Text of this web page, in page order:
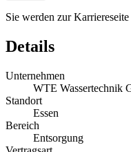
Sie werden zur
Details
Unternehmen
WTE Wassertechnik
Standort
Essen
Bereich
Entsorgung